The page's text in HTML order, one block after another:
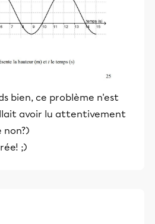
bien, ce problème n'est
avoir lu attentivement
non?)
;)